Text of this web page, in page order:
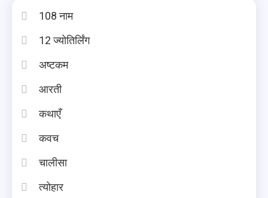
108 नाम
12 ज्योतिर्लिंग
अष्टकम
आरती
कथाएँ
कवच
चालीसा
त्योहार